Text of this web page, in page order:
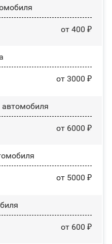
от 400 ₽
от 3000 ₽
автомобиля
от 6000 ₽
от 5000 ₽
от 600 ₽